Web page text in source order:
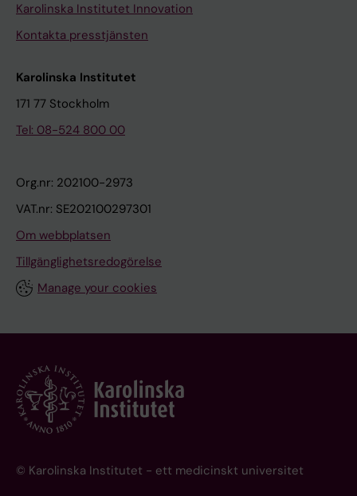
Karolinska Institutet Innovation
Kontakta presstjänsten
Karolinska Institutet
171 77 Stockholm
Tel: 08-524 800 00
Org.nr: 202100-2973
VAT.nr: SE202100297301
Om webbplatsen
Tillgänglighetsredogörelse
Manage your cookies
© Karolinska Institutet - ett medicinskt universitet